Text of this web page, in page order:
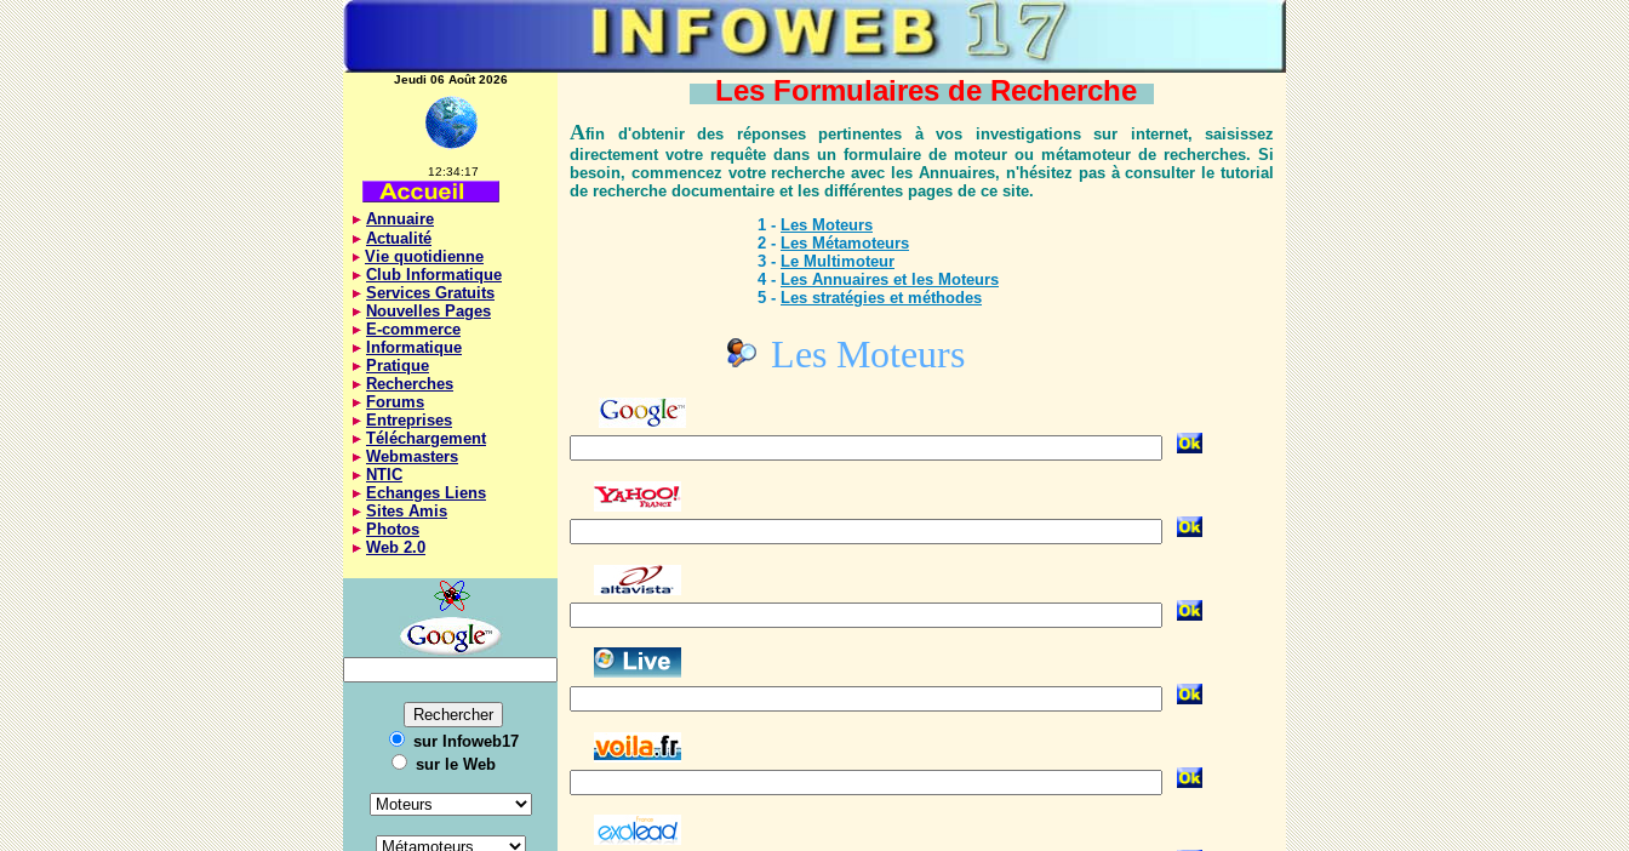
Jeudi 06 Août 2026
12:34:17
Annuaire
Actualité
Vie quotidienne
Club Informatique
Services Gratuits
Nouvelles Pages
E-commerce
Informatique
Pratique
Recherches
Forums
Entreprises
Téléchargement
Webmasters
NTIC
Echanges Liens
Sites Amis
Photos
Web 2.0
sur Infoweb17
sur le Web
Les Formulaires de Recherche
Afin d'obtenir des réponses pertinentes à vos investigations sur internet, saisissez
directement votre requête dans un formulaire de moteur ou métamoteur de recherches. Si
besoin, commencez votre recherche avec les Annuaires, n'hésitez pas à consulter le tutorial
de recherche documentaire et les différentes pages de ce site.
1 - Les Moteurs
2 - Les Métamoteurs
3 - Le Multimoteur
4 - Les Annuaires et les Moteurs
5 - Les stratégies et méthodes
Les Moteurs